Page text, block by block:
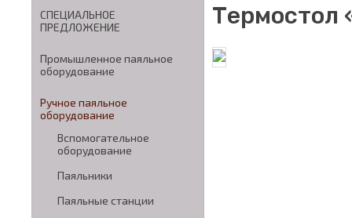
СПЕЦИАЛЬНОЕ
ПРЕДЛОЖЕНИЕ
Промышленное паяльное
оборудование
Ручное паяльное
оборудование
Вспомогательное
оборудование
Паяльники
Паяльные станции